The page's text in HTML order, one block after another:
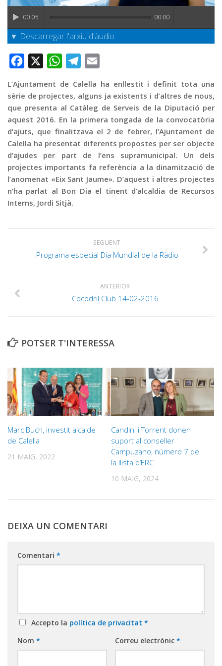
Publicitat
Contacte
00:05 00:00
▼ Descarregar l'arxiu d'àudio
Facebook WhatsAppTelegram
L’Ajuntament de Calella ha enllestit i definit tota una
sèrie de projectes, alguns ja existents i d’altres de nous,
que presenta al Catàleg de Serveis de la Diputació per
aquest 2016. En la primera tongada de la convocatòria
d’ajuts, que finalitzava el 2 de febrer, l’Ajuntament de
Calella ha presentat diferents propostes per ser objecte
d’ajudes per part de l’ens supramunicipal. Un dels
projectes importants fa referència a la dinamització de
l’anomenat «Eix Sant Jaume». D’aquest i altres projectes
n’ha parlat al Bon Dia el tinent d’alcaldia de Recursos
Interns, Jordi Sitjà.
SEGÜENT
Programa especial Dia Mundial de la Ràdio
ANTERIOR
Cocodril Club 14-02-2016
POTSER T'INTERESSA
Marc Buch, investit alcalde
de Calella
21 MAIG, 2022
Candini i Torrent donen
suport al conseller
Campuzano, número 7 de
la llista d’ERC
10 MAIG, 2024
DEIXA UN COMENTARI
Comentari *
Accepto la política de privacitat *
Nom * Correu electrònic *